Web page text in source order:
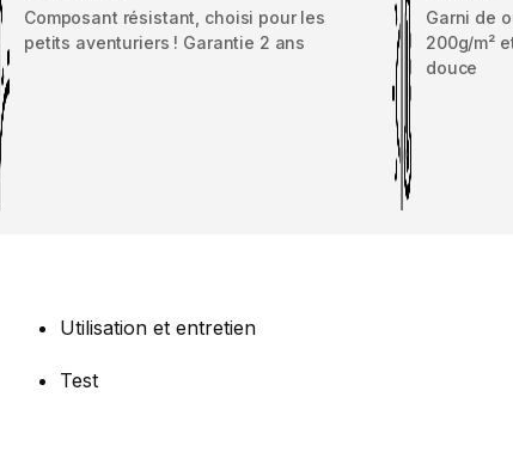
Composant résistant, choisi pour les
petits aventuriers ! Garantie 2 ans
Garni de
200g/m²
douce
Utilisation et entretien
Test